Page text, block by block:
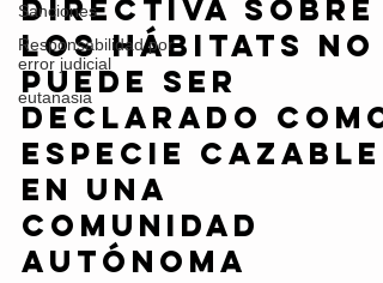
Sanciones
Responsabilidad por
error judicial
eutanasia
El lobo según la
Directiva sobre
los hábitats no
puede ser
declarado como
especie cazable
en una
Comunidad